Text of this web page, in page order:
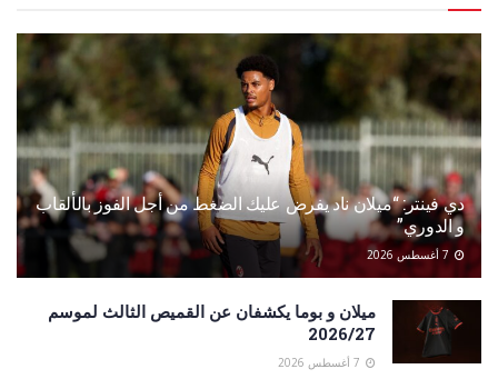
دي فينتر: “ميلان ناد يفرض عليك الضغط من أجل الفوز بالألقاب
و الدوري”
ميلان و بوما يكشفان عن القميص الثالث لموسم
2026/27